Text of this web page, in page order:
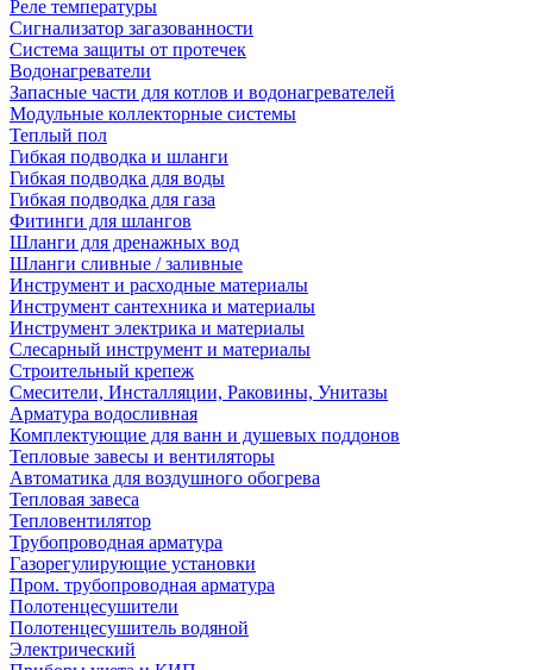
Реле температуры
Сигнализатор загазованности
Система защиты от протечек
Водонагреватели
Запасные части для котлов и водонагревателей
Модульные коллекторные системы
Теплый пол
Гибкая подводка и шланги
Гибкая подводка для воды
Гибкая подводка для газа
Фитинги для шлангов
Шланги для дренажных вод
Шланги сливные / заливные
Инструмент и расходные материалы
Инструмент сантехника и материалы
Инструмент электрика и материалы
Слесарный инструмент и материалы
Строительный крепеж
Смесители, Инсталляции, Раковины, Унитазы
Арматура водосливная
Комплектующие для ванн и душевых поддонов
Тепловые завесы и вентиляторы
Автоматика для воздушного обогрева
Тепловая завеса
Тепловентилятор
Трубопроводная арматура
Газорегулирующие установки
Пром. трубопроводная арматура
Полотенцесушители
Полотенцесушитель водяной
Электрический